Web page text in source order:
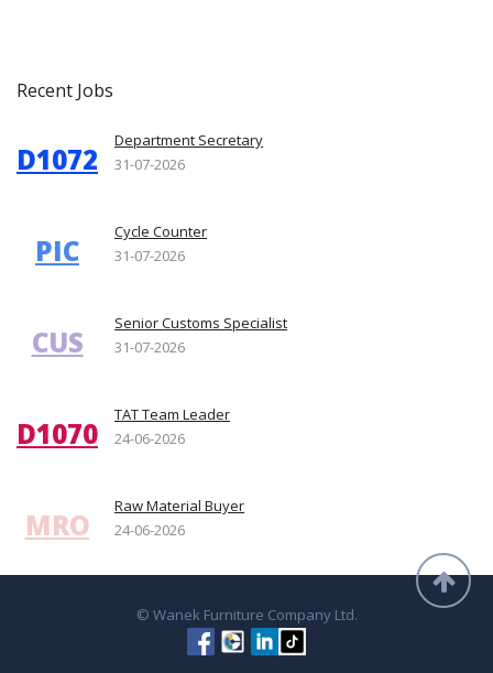
Recent Jobs
D1072
Department Secretary
31-07-2026
PIC
Cycle Counter
31-07-2026
CUS
Senior Customs Specialist
31-07-2026
D1070
TAT Team Leader
24-06-2026
MRO
Raw Material Buyer
24-06-2026
© Wanek Furniture Company Ltd.